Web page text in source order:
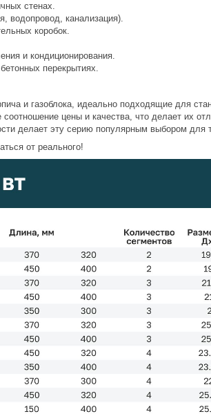
стенах.
водопровод, канализация).
коробок.
и кондиционирования.
перекрытиях.
и газоблока, идеально подходящие для
цены и качества, что делает их
делает эту серию популярным выбором для
от реального!